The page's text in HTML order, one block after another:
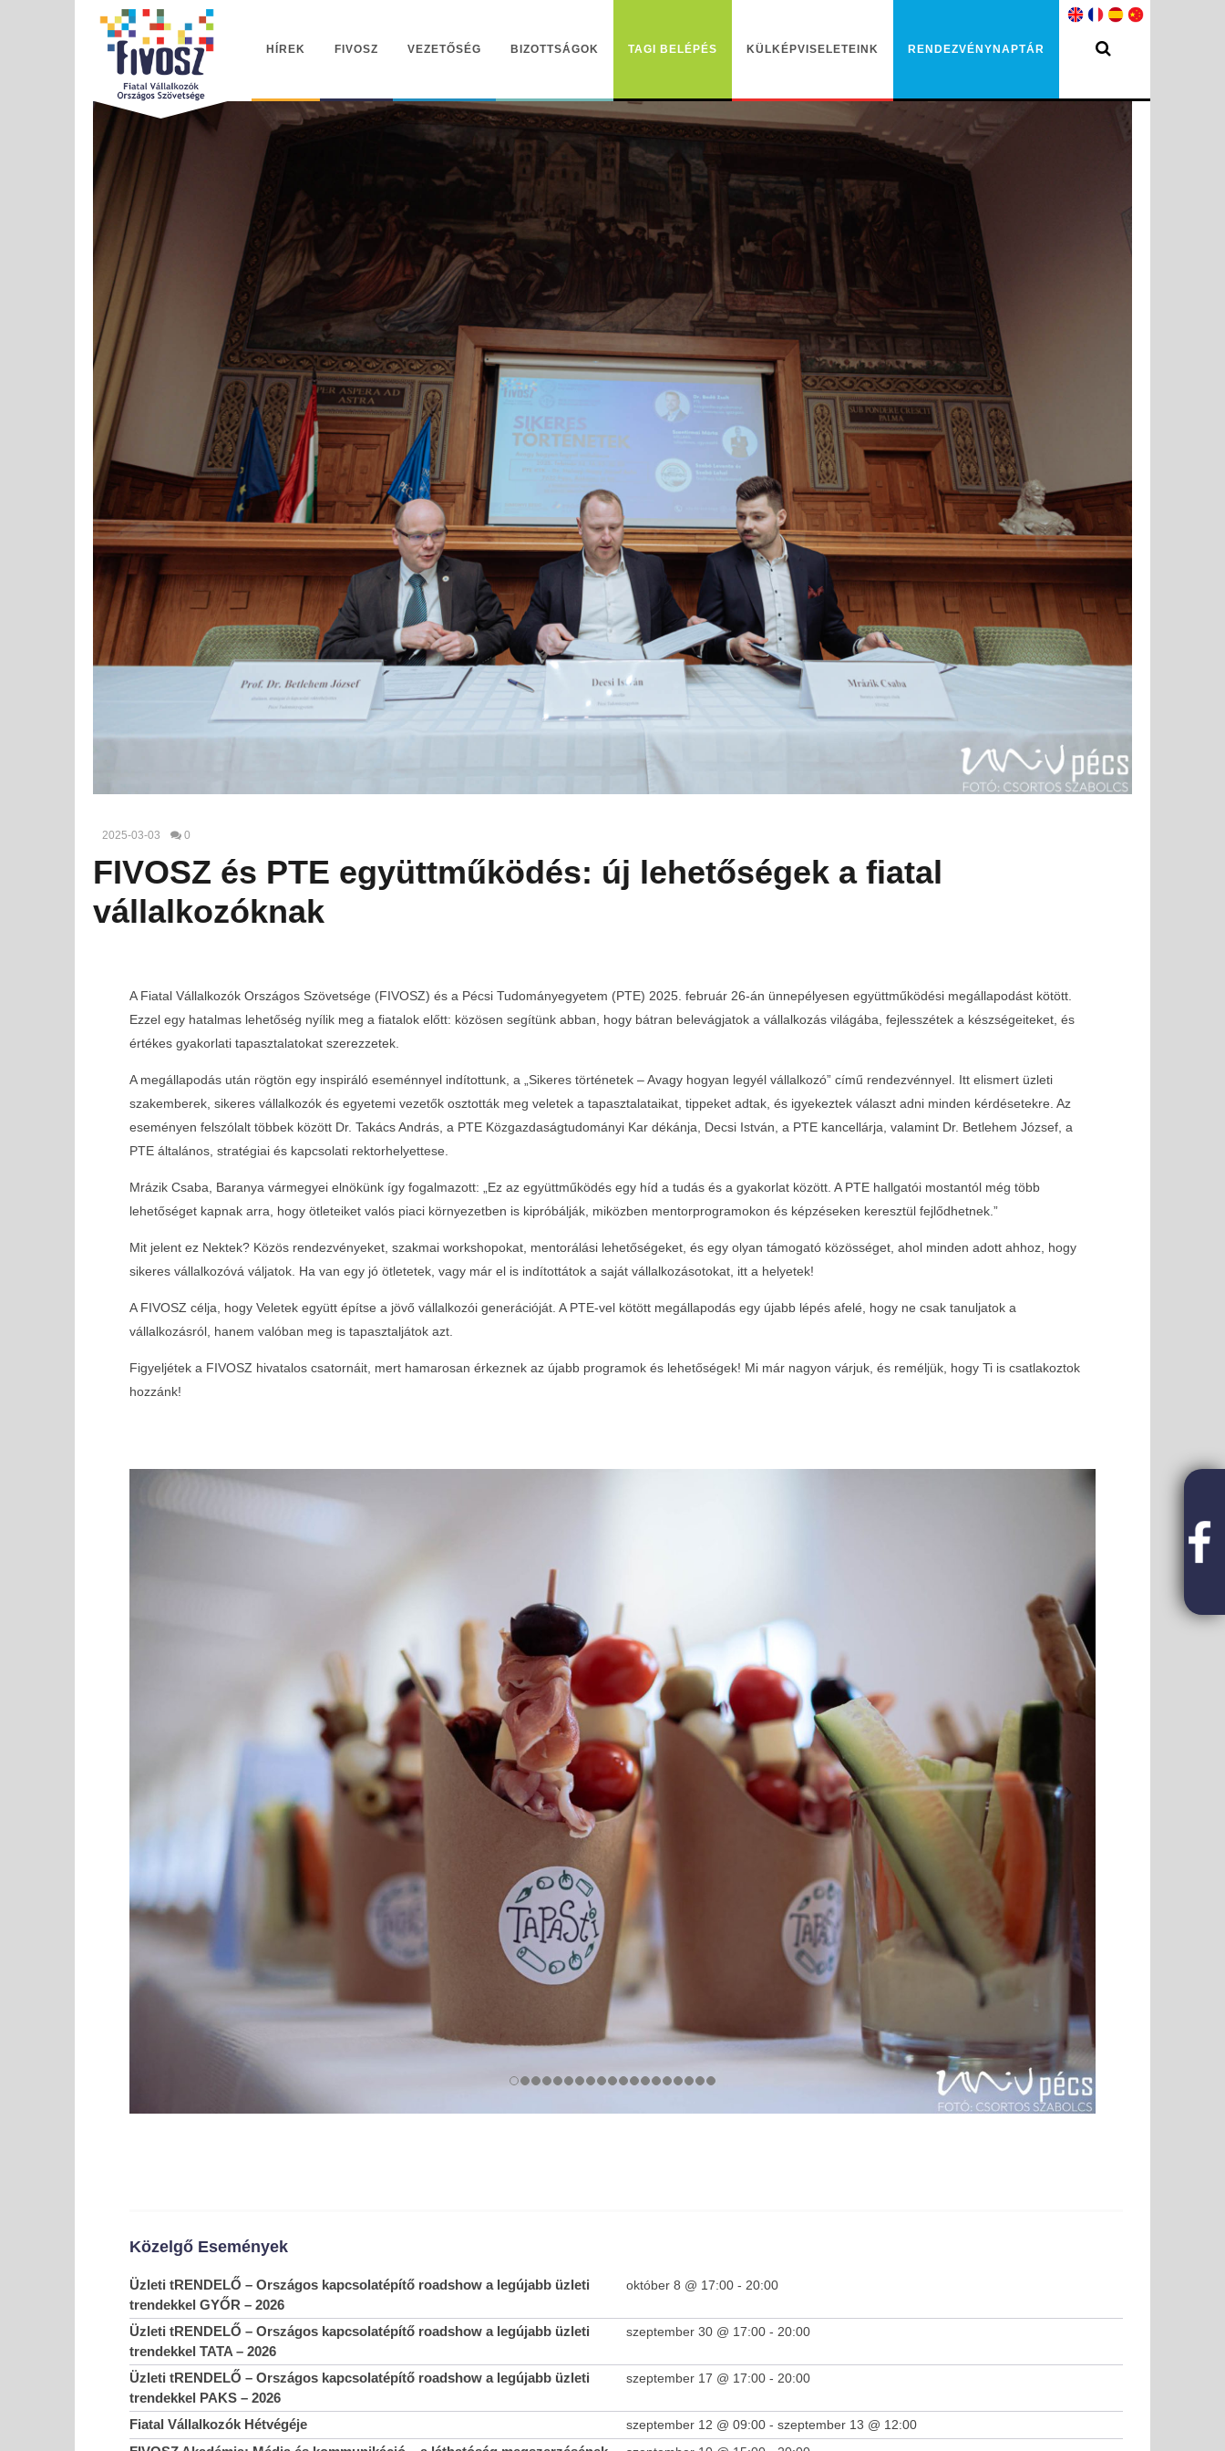
HÍREK FIVOSZ VEZETŐSÉG BIZOTTSÁGOK TAGI BELÉPÉS KÜLKÉPVISELETEINK RENDEZVÉNYNAPTÁR
2025-03-03 0
FIVOSZ és PTE együttműködés: új lehetőségek a fiatal
vállalkozóknak
MOST NÉZED
FIVOSZ és PTE együttműködés: új lehetőségek a fiatal
03-03
Teltházas FIVOSZ Garden Party-t tartottunk a Continental
03-03
Egyedi lehetőség FIVOSZ-tagoknak!
2025-
03-03
A Fiatal Vállalkozók Országos Szövetsége (FIVOSZ) és a Pécsi Tudományegyetem (PTE) 2025. február 26-án ünnepélyesen együttműködési megállapodást kötött.
Ezzel egy hatalmas lehetőség nyílik meg a fiatalok előtt: közösen segítünk abban, hogy bátran belevágjatok a vállalkozás világába, fejlesszétek a készségeiteket, és
értékes gyakorlati tapasztalatokat szerezzetek.
A megállapodás után rögtön egy inspiráló eseménnyel indítottunk, a „Sikeres történetek – Avagy hogyan legyél vállalkozó” című rendezvénnyel. Itt elismert üzleti
szakemberek, sikeres vállalkozók és egyetemi vezetők osztották meg veletek a tapasztalataikat, tippeket adtak, és igyekeztek választ adni minden kérdésetekre. Az
eseményen felszólalt többek között Dr. Takács András, a PTE Közgazdaságtudományi Kar dékánja, Decsi István, a PTE kancellárja, valamint Dr. Betlehem József, a
PTE általános, stratégiai és kapcsolati rektorhelyettese.
Mrázik Csaba, Baranya vármegyei elnökünk így fogalmazott: „Ez az együttműködés egy híd a tudás és a gyakorlat között. A PTE hallgatói mostantól még több
lehetőséget kapnak arra, hogy ötleteiket valós piaci környezetben is kipróbálják, miközben mentorprogramokon és képzéseken keresztül fejlődhetnek.”
Mit jelent ez Nektek? Közös rendezvényeket, szakmai workshopokat, mentorálási lehetőségeket, és egy olyan támogató közösséget, ahol minden adott ahhoz, hogy
sikeres vállalkozóvá váljatok. Ha van egy jó ötletetek, vagy már el is indítottátok a saját vállalkozásotokat, itt a helyetek!
A FIVOSZ célja, hogy Veletek együtt építse a jövő vállalkozói generációját. A PTE-vel kötött megállapodás egy újabb lépés afelé, hogy ne csak tanuljatok a
vállalkozásról, hanem valóban meg is tapasztaljátok azt.
Figyeljétek a FIVOSZ hivatalos csatornáit, mert hamarosan érkeznek az újabb programok és lehetőségek! Mi már nagyon várjuk, és reméljük, hogy Ti is csatlakoztok
hozzánk!
Közelgő Események
Üzleti tRENDELŐ – Országos kapcsolatépítő roadshow a legújabb üzleti
trendekkel GYŐR – 2026
október 8 @ 17:00- 20:00
Üzleti tRENDELŐ – Országos kapcsolatépítő roadshow a legújabb üzleti
trendekkel TATA – 2026
szeptember 30 @ 17:00- 20:00
Üzleti tRENDELŐ – Országos kapcsolatépítő roadshow a legújabb üzleti
trendekkel PAKS – 2026
szeptember 17 @ 17:00- 20:00
Fiatal Vállalkozók Hétvégéje szeptember 12 @ 09:00- szeptember 13 @ 12:00